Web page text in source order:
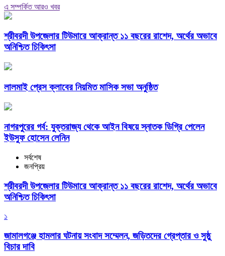
এ সম্পর্কিত আরও খবর
শ্রীবরদী উপজেলার টিউমারে আক্রান্ত ১১ বছরের রাশেদ, অর্থের অভাবে
অনিশ্চিত চিকিৎসা
লালমাই প্রেস ক্লাবের নিয়মিত মাসিক সভা অনুষ্ঠিত
নাগরপুরের গর্ব: যুক্তরাজ্য থেকে আইন বিষয়ে স্নাতক ডিগ্রি পেলেন
ইউসুফ হোসেন লেনিন
সর্বশেষ
জনপ্রিয়
শ্রীবরদী উপজেলার টিউমারে আক্রান্ত ১১ বছরের রাশেদ, অর্থের অভাবে
অনিশ্চিত চিকিৎসা
১
জামালগঞ্জে হামলার ঘটনায় সংবাদ সম্মেলন, জড়িতদের গ্রেপ্তার ও সুষ্ঠু
বিচার দাবি